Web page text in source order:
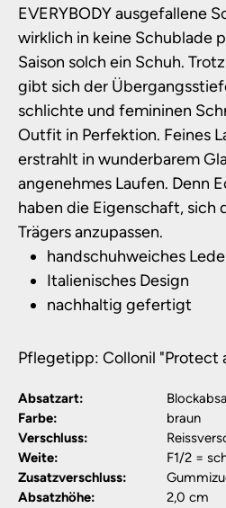
EVERYBODY ausgefallene
wirklich in keine Schublade
Saison solch ein Schuh.
gibt sich der
schlichte und femininen
Outfit in Perfektion. Feines
erstrahlt in wunderbarem
angenehmes Laufen. Denn
haben die Eigenschaft, sich
Trägers anzupassen.
handschuhweiches
Italienisches Design
nachhaltig gefertigt
Pflegetipp: Collonil "Protect
Absatzart:
Farbe:
braun
Verschluss:
Weite:
F1/2 =
Zusatzverschluss:
Absatzhöhe:
2,0 cm